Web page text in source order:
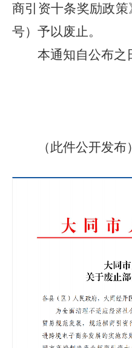
商引资十条奖励政策
号）予以废止。
本通知自公布之
（此件公开发布）